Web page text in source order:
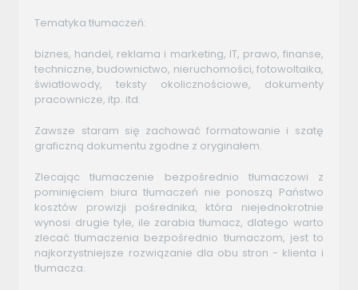
Tematyka tłumaczeń:
biznes, handel, reklama i marketing, IT, prawo, finanse,
techniczne, budownictwo, nieruchomości, fotowoltaika,
światłowody, teksty okolicznościowe, dokumenty
pracownicze, itp. itd.
Zawsze staram się zachować formatowanie i szatę
graficzną dokumentu zgodne z oryginałem.
Zlecając tłumaczenie bezpośrednio tłumaczowi z
pominięciem biura tłumaczeń nie ponoszą Państwo
kosztów prowizji pośrednika, która niejednokrotnie
wynosi drugie tyle, ile zarabia tłumacz, dlatego warto
zlecać tłumaczenia bezpośrednio tłumaczom, jest to
najkorzystniejsze rozwiązanie dla obu stron - klienta i
tłumacza.